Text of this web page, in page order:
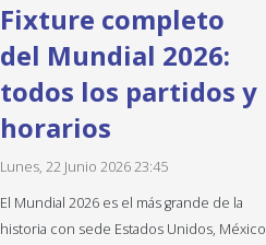
Fixture completo
del Mundial 2026:
todos los partidos y
horarios
Lunes, 22 Junio 2026 23:45
El Mundial 2026 es el más grande de la
historia con sede Estados Unidos, México